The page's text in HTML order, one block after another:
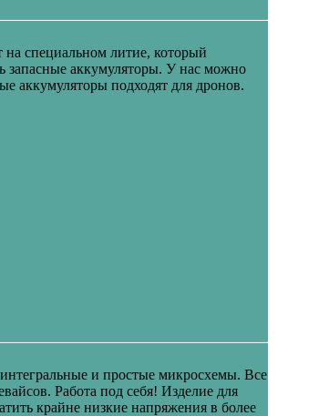
специальном литие, который
запасные аккумуляторы. У нас можно
аккумуляторы подходят для дронов.
и простые микросхемы. Все
Работа под себя! Изделие для
крайне низкие напряжения в более